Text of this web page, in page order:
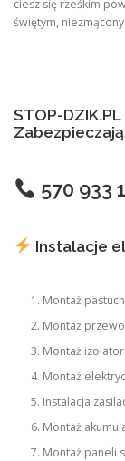
ciesz się rześkim
świętym,
STOP-
570 933
Instalacje
Montaż
Montaż
Montaż
Montaż
Instalacja
Montaż
Montaż paneli